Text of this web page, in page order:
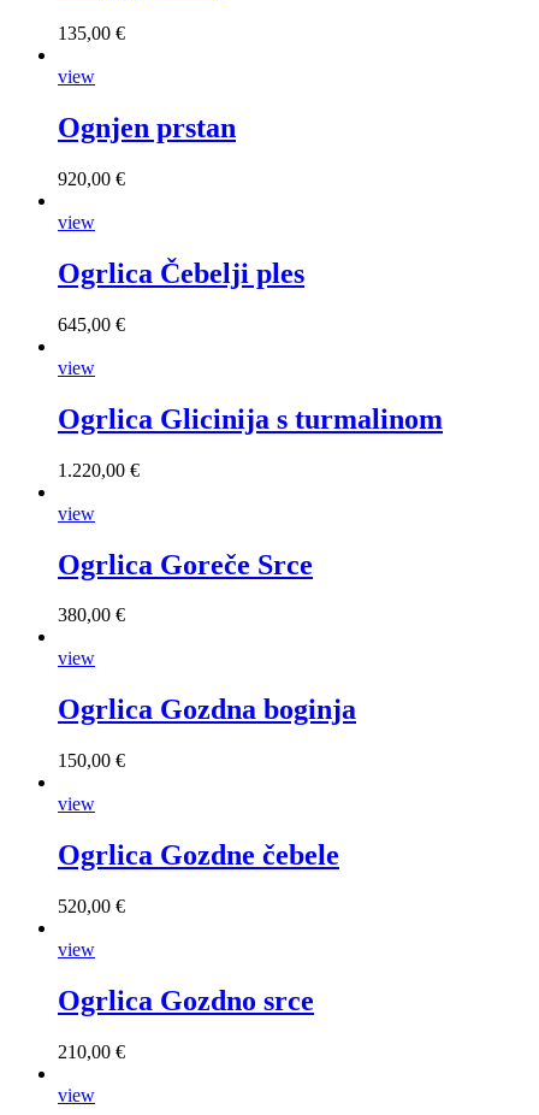
135,00 €
view
Ognjen prstan
920,00 €
view
Ogrlica Čebelji ples
645,00 €
view
Ogrlica Glicinija s turmalinom
1.220,00 €
view
Ogrlica Goreče Srce
380,00 €
view
Ogrlica Gozdna boginja
150,00 €
view
Ogrlica Gozdne čebele
520,00 €
view
Ogrlica Gozdno srce
210,00 €
view